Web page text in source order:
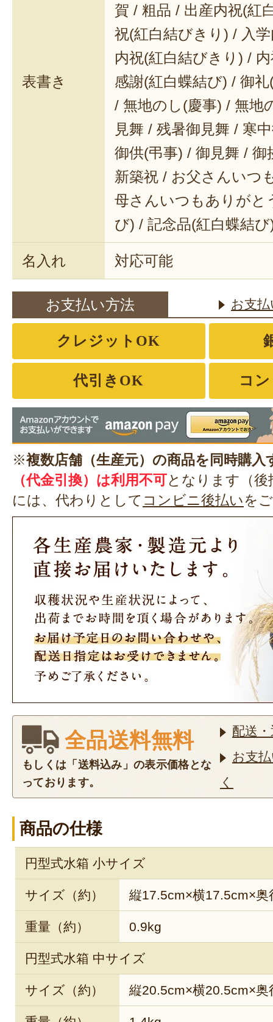
表書き
賀 / 粗品 / 出産内祝(紅
祝(紅白結びきり) / 入
内祝(紅白結びきり) /
感謝(紅白蝶結び) / 御
/ 無地のし(慶事) / 無地
見舞 / 残暑御見舞 / 寒
御供(弔事) / 御見舞 / 御
新築祝 / お父さんいつ
母さんいつもありがと
び) / 記念品(紅白蝶結び
名入れ 対応可能
お支払い方法 お支
クレジットOK
代引きOK コ
※複数店舗（生産元）の商品を同時購入
（代金引換）は利用不可 となります（
には、代わりとして コンビニ後払いを
全品送料無料
もしくは「送料込み」の表示価格とな
っております。
配送
お支
く
商品の仕様
円型式水箱 小サイズ
サイズ（約） 縦17.5cm×横17.5cm×奥
重量（約） 0.9kg
円型式水箱 中サイズ
サイズ（約） 縦20.5cm×横20.5cm×奥